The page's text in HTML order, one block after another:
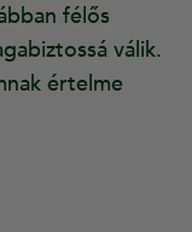
félős
válik.
értelme